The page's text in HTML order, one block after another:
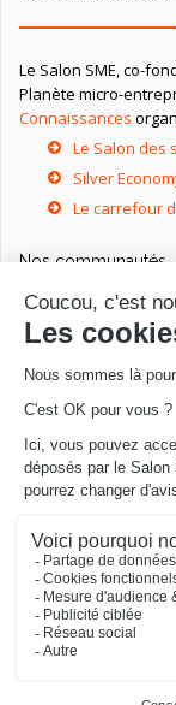
Le Salon SME, co-
Planète micro-
Connaissances
Le Salon des
Silver
Le carrefour
Nos communautés
Ressources utiles
Livres utiles
Sites utiles
Conseils